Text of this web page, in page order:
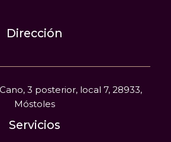
Dirección
3 posterior, local 7, 28933,
Móstoles
Servicios